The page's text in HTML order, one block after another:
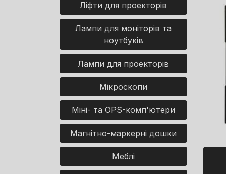
Ліфти для проекторів
Лампи для моніторів та
ноутбуків
Лампи для проекторів
Мікроскопи
Міні- та OPS-комп'ютери
Магнітно-маркерні дошки
Меблі